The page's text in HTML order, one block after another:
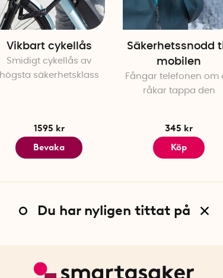
Vikbart cykellås
Smidigt cykellås av
högsta säkerhetsklass
1595 kr
Bevaka
Säkerhetssnodd
mobilen
Fångar telefonen om
råkar tappa den
345 kr
Köp
Du har nyligen tittat på